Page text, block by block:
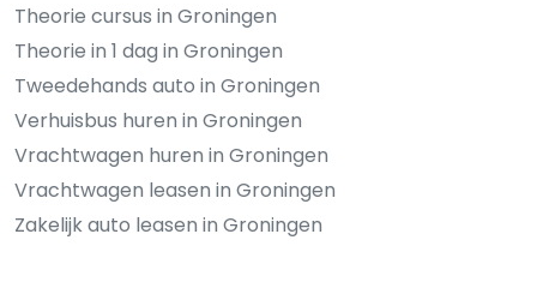
Theorie cursus in Groningen
Theorie in 1 dag in Groningen
Tweedehands auto in Groningen
Verhuisbus huren in Groningen
Vrachtwagen huren in Groningen
Vrachtwagen leasen in Groningen
Zakelijk auto leasen in Groningen